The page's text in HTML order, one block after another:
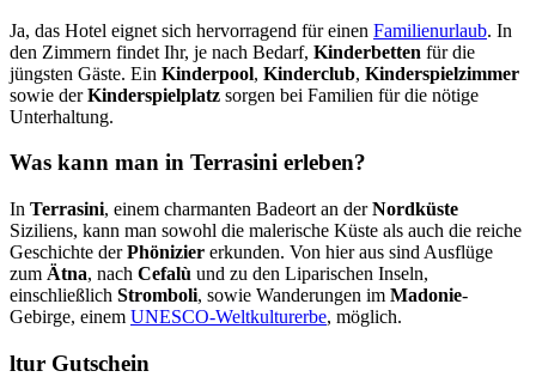
Ja, das Hotel eignet sich hervorragend für einen Familienurlaub. In
den Zimmern findet Ihr, je nach Bedarf, Kinderbetten für die
jüngsten Gäste. Ein Kinderpool, Kinderclub, Kinderspielzimmer
sowie derKinderspielplatz sorgen bei Familien für die nötige
Unterhaltung.
Was kann man in Terrasini erleben?
In Terrasini, einem charmanten Badeort an derNordküste
Siziliens, kann man sowohl die malerische Küste als auch die reiche
Geschichte derPhönizier erkunden. Von hier aus sind Ausflüge
zum Ätna, nach Cefalù und zu den Liparischen Inseln,
einschließlich Stromboli, sowie Wanderungen im Madonie-
Gebirge, einem UNESCO-Weltkulturerbe, möglich.
ltur Gutschein